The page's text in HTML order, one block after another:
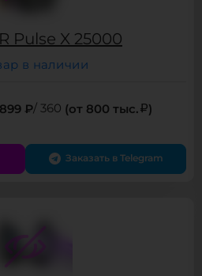
Pulse X 25000
в наличии
899 ₽/ 360 (от 800 тыс. )
Заказать в Telegram